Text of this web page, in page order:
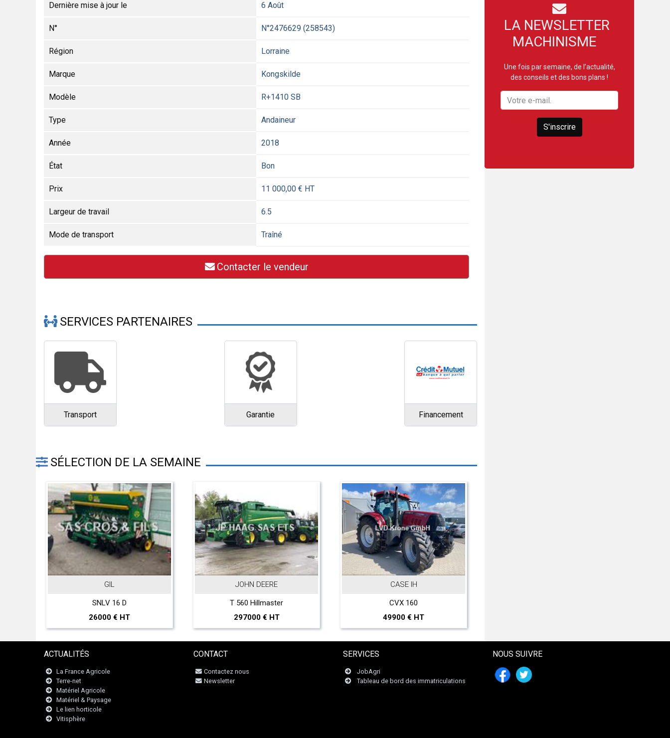
Dernière mise à jour le 6 Août
N° N°2476629 (258543)
Région Lorraine
Marque Kongskilde
Modèle R+1410 SB
Type Andaineur
Année 2018
État Bon
Prix 11 000,00 € HT
Largeur de travail 6.5
Mode de transport Traîné
Contacter le vendeur
SERVICES PARTENAIRES
Transport Garantie Financement
SÉLECTION DE LA SEMAINE
GIL
SNLV 16 D
26000 € HT
JOHN DEERE
T 560 Hillmaster
297000 € HT
CASE IH
CVX 160
49900 € HT
LA NEWSLETTER
MACHINISME
Une fois par semaine, de l’actualité,
des conseils et des bons plans !
S'inscrire
ACTUALITÉS
La France Agricole
Terre-net
Matériel Agricole
Matériel & Paysage
Le lien horticole
Vitisphère
CONTACT
Contactez nous
Newsletter
SERVICES
JobAgri
Tableau de bord des immatriculations
NOUS SUIVRE